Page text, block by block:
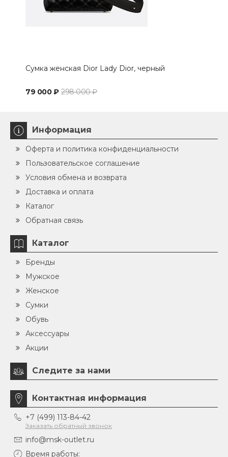
Сумка женская Dior Lady Dior, черный
79 000 ₽ 298 000 ₽
Информация
Оферта и политика конфиденциальности
Пользовательское соглашение
Условия обмена и возврата
Доставка и оплата
Каталог
Обратная связь
Каталог
Бренды
Мужское
Женское
Сумки
Обувь
Аксессуары
Акции
Следите за нами
Контактная информация
+7 (499) 113-84-42
Заказать обратный звонок
info@msk-outlet.ru
Время работы: